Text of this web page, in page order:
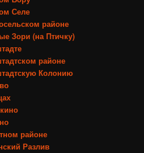
Селе
районе
Зори (на Птичку)
районе
Колонию
районе
Разлив